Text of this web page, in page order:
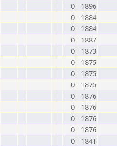
0
1896
0
1884
0
1884
0
1887
0
1873
0
1875
0
1875
0
1875
0
1876
0
1876
0
1876
0
1876
0
1841